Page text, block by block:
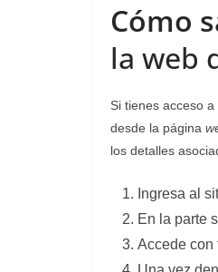
Cómo
la web
Si tienes acceso
desde la página
los detalles
Ingresa al
En la parte
Accede con